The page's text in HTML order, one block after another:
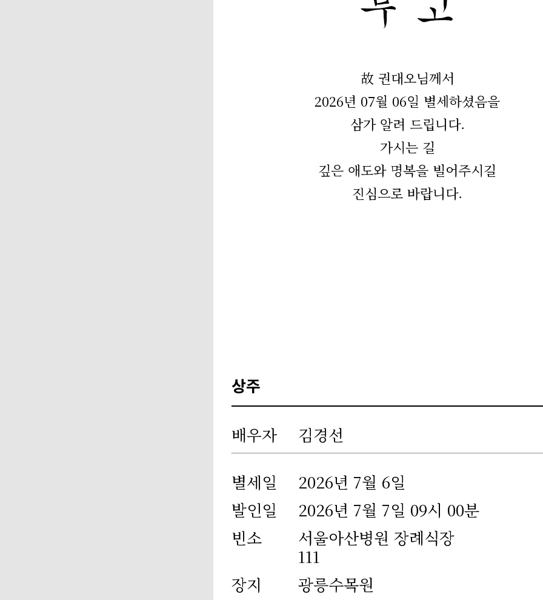
故 권대오님께서
2026년 07월 06일 별세하셨음을
삼가 알려 드립니다.
가시는 길
깊은 애도와 명복을 빌어주시길
진심으로 바랍니다.
상주
배우자 김경선
별세일
2026년 7월 6일
발인일
2026년 7월 7일 09시 00분
빈소
서울아산병원 장례식장
111
장지
광릉수목원